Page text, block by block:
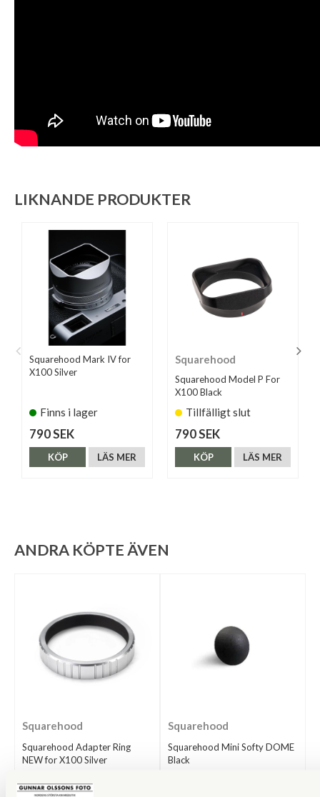
LIKNANDE PRODUKTER
Squarehood Mark IV for
X100 Silver
Finns i lager
790 SEK
LÄS MER
KÖP
Squarehood
Squarehood Model P For
X100 Black
Tillfälligt slut
790 SEK
LÄS MER
KÖP
ANDRA KÖPTE ÄVEN
Squarehood
Squarehood Adapter Ring
NEW for X100 Silver
Squarehood
Squarehood Mini Softy DOME
Black